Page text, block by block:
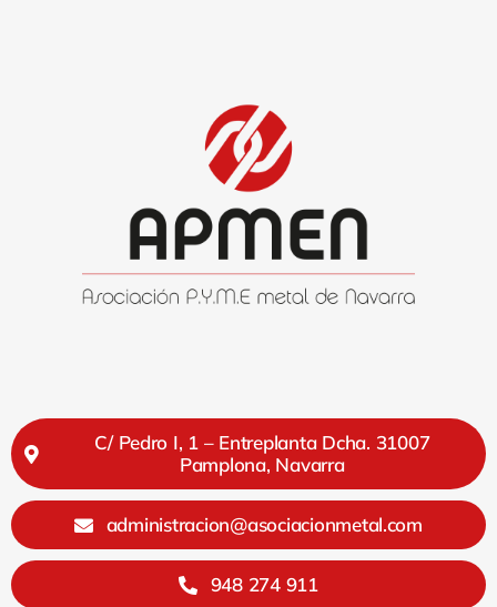
C/ Pedro I, 1 – Entreplanta Dcha. 31007
Pamplona, Navarra
administracion@asociacionmetal.com
948 274 911